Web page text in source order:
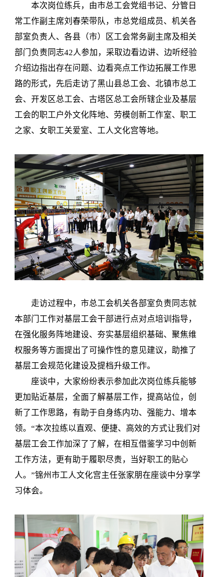
本次岗位练兵，由市总工会党组书记、分管日
常工作副主席刘春荣带队，市总党组成员、机关各
部室负责人、各县（市）区工会常务副主席及相关
部门负责同志42人参加，采取边看边讲、边听经验
介绍边指出存在问题、边看亮点工作边拓展工作思
路的形式，先后走访了黑山县总工会、北镇市总工
会、开发区总工会、古塔区总工会所辖企业及基层
工会的职工户外文化阵地、劳模创新工作室、职工
之家、女职工关爱室、工人文化宫等地。
走访过程中，市总工会机关各部室负责同志就
本部门工作对基层工会干部进行点对点培训指导，
在强化服务阵地建设、夯实基层组织基础、聚焦维
权服务等方面提出了可操作性的意见建议，助推了
基层工会规范化建设及提档升级工作。
座谈中，大家纷纷表示参加此次岗位练兵能够
更加贴近基层，全面了解基层工作，提高站位，创
新了工作思路，有助于自身练内功、强能力、增本
领。“本次拉练以直观、便捷、高效的方式让我们对
基层工会工作加深了了解，在相互借鉴学习中创新
工作方法，更有助于履职尽责，当好职工的贴心
人。”锦州市工人文化宫主任张家朋在座谈中分享学
习体会。